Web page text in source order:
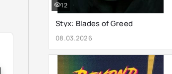
Styx: Blades of Greed
08.03.2026
12